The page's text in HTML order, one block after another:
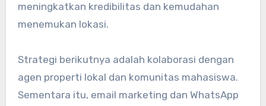
meningkatkan kredibilitas dan kemudahan
menemukan lokasi.
Strategi berikutnya adalah kolaborasi dengan
agen properti lokal dan komunitas mahasiswa.
Sementara itu, email marketing dan WhatsApp